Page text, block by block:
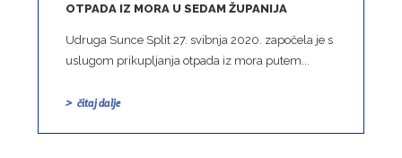
OTPADA IZ MORA U SEDAM ŽUPANIJA
Udruga Sunce Split 27. svibnja 2020. započela je s
uslugom prikupljanja otpada iz mora putem...
čitaj dalje